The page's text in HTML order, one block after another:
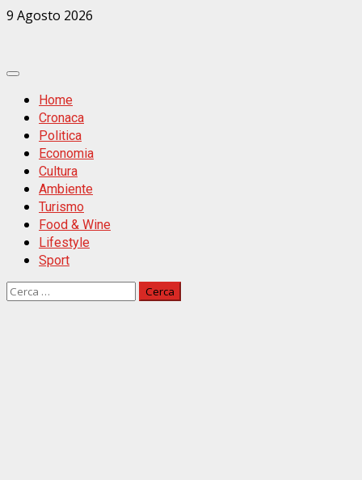
Zum
9 Agosto 2026
Primäres
MenüHome
Cronaca
Politica
Economia
Cultura
Ambiente
Turismo
Food & Wine
Lifestyle
Sport
Ricerca